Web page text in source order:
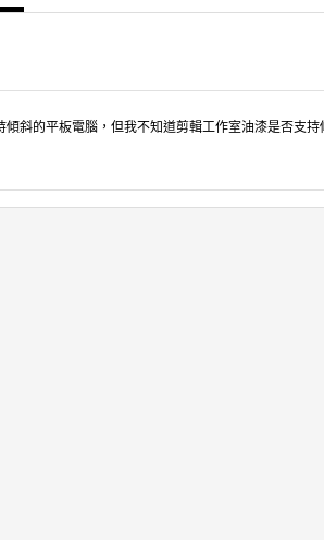
斜的平板電腦，但我不知道剪輯工作室油漆是否支持